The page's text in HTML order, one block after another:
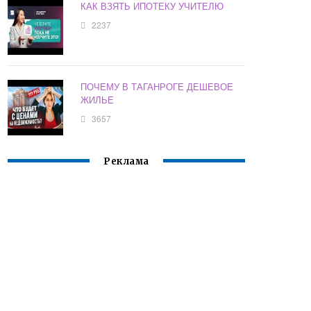
КАК ВЗЯТЬ ИПОТЕКУ УЧИТЕЛЮ
2237
ПОЧЕМУ В ТАГАНРОГЕ ДЕШЕВОЕ
ЖИЛЬЕ
3657
Реклама